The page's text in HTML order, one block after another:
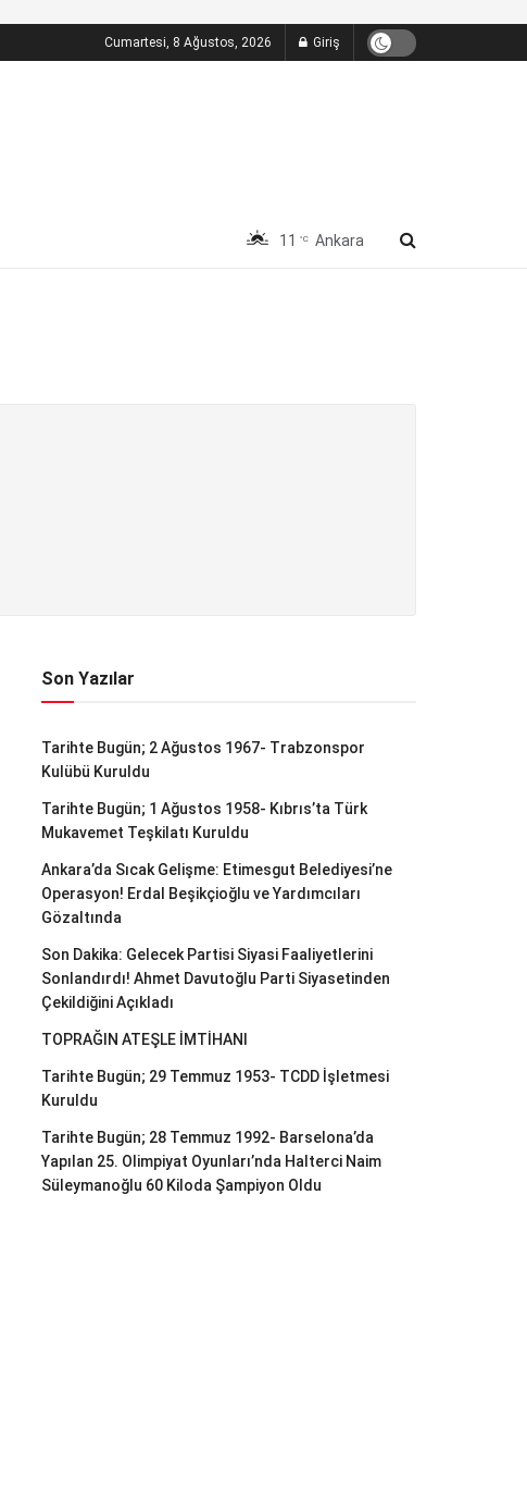
Cumartesi, 8 Ağustos, 2026 Giriş
11 °C Ankara
Son Yazılar
Tarihte Bugün; 2 Ağustos 1967- Trabzonspor
Kulübü Kuruldu
Tarihte Bugün; 1 Ağustos 1958- Kıbrıs’ta Türk
Mukavemet Teşkilatı Kuruldu
Ankara’da Sıcak Gelişme: Etimesgut Belediyesi’ne
Operasyon! Erdal Beşikçioğlu ve Yardımcıları
Gözaltında
Son Dakika: Gelecek Partisi Siyasi Faaliyetlerini
Sonlandırdı! Ahmet Davutoğlu Parti Siyasetinden
Çekildiğini Açıkladı
TOPRAĞIN ATEŞLE İMTİHANI
Tarihte Bugün; 29 Temmuz 1953- TCDD İşletmesi
Kuruldu
Tarihte Bugün; 28 Temmuz 1992- Barselona’da
Yapılan 25. Olimpiyat Oyunları’nda Halterci Naim
Süleymanoğlu 60 Kiloda Şampiyon Oldu